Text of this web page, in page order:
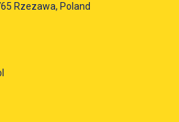
Rzezawa, Poland